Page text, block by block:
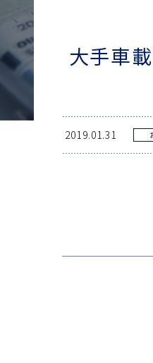
大手車
2019.01.31